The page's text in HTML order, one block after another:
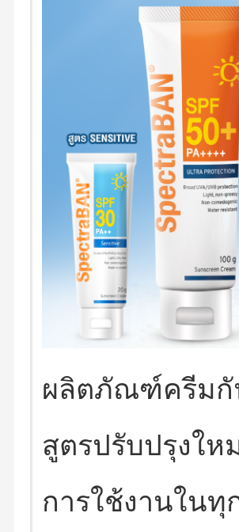
ผลิตภัณฑ์ครีมกั
สูตรปรับปรุงใ
การใช้งานใน